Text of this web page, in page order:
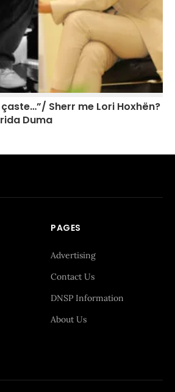
Sherr me Lori Hoxhën?
Duma
PAGES
Advertising
Contact Us
DNSP Information
About Us